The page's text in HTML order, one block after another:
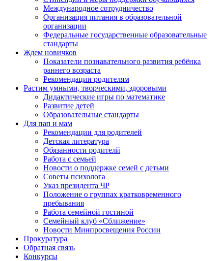
Международное сотрудничество
Организация питания в образовательной
организации
Федеральные государственные образовательные
стандарты
Ждем новичков
Показатели познавательного развития ребёнка
раннего возраста
Рекомендации родителям
Растим умными, творческими, здоровыми
Дидактические игры по математике
Развитие детей
Образовательные стандарты
Для пап и мам
Рекомендации для родителей
Детская литература
Обязанности родителй
Работа с семьей
Новости о поддержке семей с детьми
Советы психолога
Указ президента ЧР
Положение о группах кратковременного
пребывания
Работа семейной гостиной
Семейный клуб «Сближение»
Новости Минпросвещения России
Прокуратура
Обратная связь
Конкурсы